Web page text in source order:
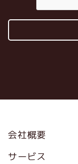
Footer
会社概要
サービス